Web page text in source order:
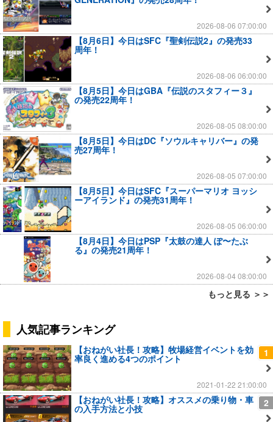
2026-08-06 07:00:00
【8月6日】今日はSFC『聖剣伝説2』の発売33
周年！
2026-08-06 06:00:00
【8月5日】今日はGBA『伝説のスタフィー３』
の発売22周年！
2026-08-05 08:00:00
【8月5日】今日はDC『ソウルキャリバー』の発
売27周年！
2026-08-05 07:00:00
【8月5日】今日はSFC『スーパーマリオ ヨッシ
ーアイランド』の発売31周年！
2026-08-05 06:00:00
【8月4日】今日はPSP『太鼓の達人 ぽ〜たぶ
る』の発売21周年！
2026-08-04 08:00:00
もっと見る ＞＞
人気記事ランキング
1
【おねがい社長！攻略】牧場経営イベントを効
率良く進める4つのポイント
2021-01-22 21:00:00
2
【おねがい社長！攻略】オススメの乗り物・車
の入手方法と小技